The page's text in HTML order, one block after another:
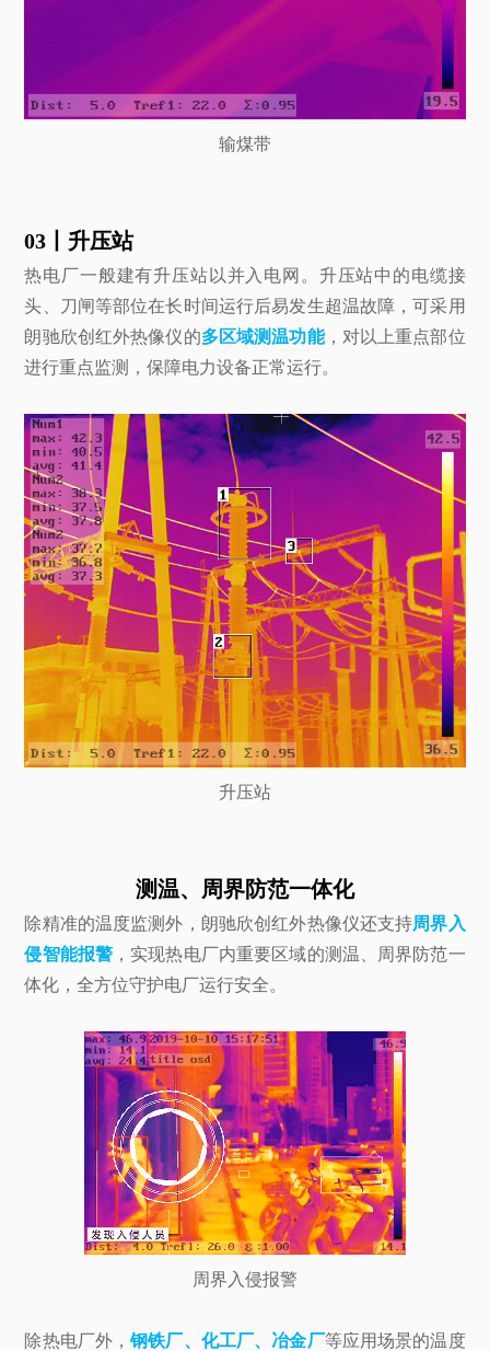
输煤带
03丨升压站
热电厂一般建有升压站以并入电网。升压站中的电缆接
头、刀闸等部位在长时间运行后易发生超温故障，可采用
朗驰欣创红外热像仪的多区域测温功能，对以上重点部位
进行重点监测，保障电力设备正常运行。
升压站
测温、周界防范一体化
除精准的温度监测外，朗驰欣创红外热像仪还支持周界入
侵智能报警 ，实现热电厂内重要区域的测温、周界防范一
体化，全方位守护电厂运行安全。
周界入侵报警
除热电厂外，钢铁厂、化工厂、冶金厂等应用场景的温度